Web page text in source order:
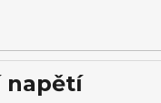
napětí